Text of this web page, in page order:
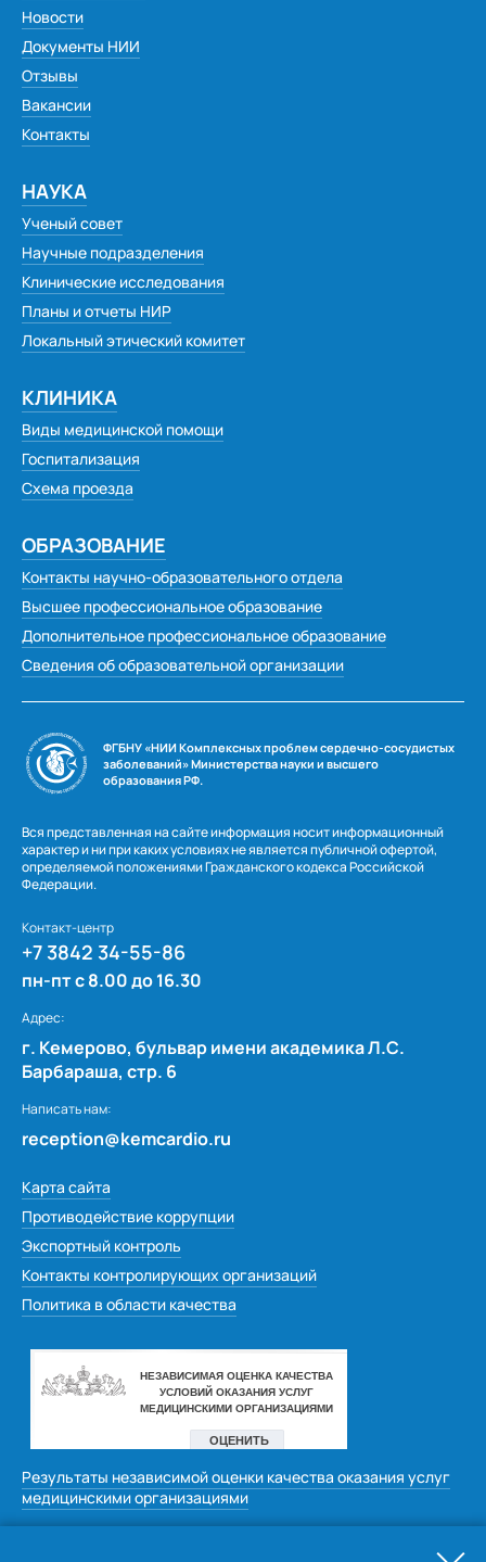
Новости
Документы НИИ
Отзывы
Вакансии
Контакты
НАУКА
Ученый совет
Научные подразделения
Клинические исследования
Планы и отчеты НИР
Локальный этический комитет
КЛИНИКА
Виды медицинской помощи
Госпитализация
Схема проезда
ОБРАЗОВАНИЕ
Контакты научно-образовательного отдела
Высшее профессиональное образование
Дополнительное профессиональное образование
Сведения об образовательной организации
ФГБНУ «НИИ Комплексных проблем сердечно-сосудистых
заболеваний» Министерства науки и высшего
образования РФ.
Вся представленная на сайте информация носит информационный
характер и ни при каких условиях не является публичной офертой,
определяемой положениями Гражданского кодекса Российской
Федерации.
Контакт-центр
+7 3842 34-55-86
пн-пт с 8.00 до 16.30
Адрес:
г. Кемерово, бульвар имени академика Л.С.
Барбараша, стр. 6
Написать нам:
reception@kemcardio.ru
Карта сайта
Противодействие коррупции
Экспортный контроль
Контакты контролирующих организаций
Политика в области качества
Результаты независимой оценки качества оказания услуг
медицинскими организациями